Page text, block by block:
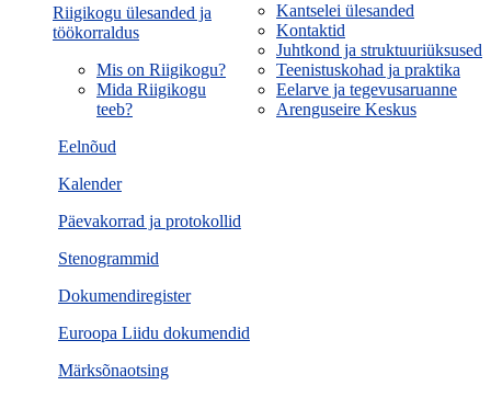
Kantselei ülesanded
Kontaktid
Juhtkond ja struktuuriüksused
Teenistuskohad ja praktika
Eelarve ja tegevusaruanne
Arenguseire Keskus
Eelnõud
Kalender
Päevakorrad ja protokollid
Stenogrammid
Dokumendiregister
Euroopa Liidu dokumendid
Märksõnaotsing
Riigikogu ülesanded ja
töökorraldus
Mis on Riigikogu?
Mida Riigikogu
teeb?